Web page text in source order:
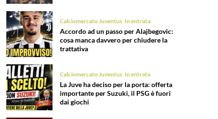
Calciomercato Juventus In entrata
Accordo ad un passo per Alajbegovic:
cosa manca davvero per chiudere la
trattativa
Calciomercato Juventus In entrata
La Juve ha deciso per la porta: offerta
importante per Suzuki, il PSG è fuori
dai giochi